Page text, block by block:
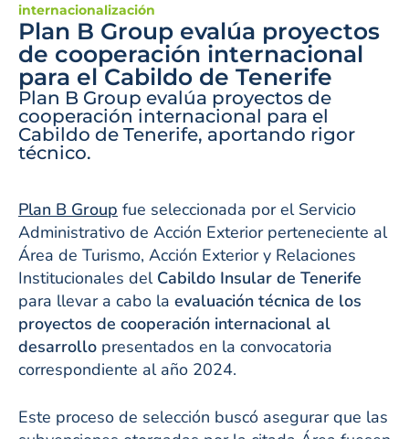
internacionalización
Plan B Group evalúa proyectos
de cooperación internacional
para el Cabildo de Tenerife
Plan B Group evalúa proyectos de
cooperación internacional para el
Cabildo de Tenerife, aportando rigor
técnico.
Plan B Group fue seleccionada por el Servicio
Administrativo de Acción Exterior perteneciente al
Área de Turismo, Acción Exterior y Relaciones
Institucionales del Cabildo Insular de Tenerife
para llevar a cabo la evaluación técnica de los
proyectos de cooperación internacional al
desarrollo presentados en la convocatoria
correspondiente al año 2024.
Este proceso de selección buscó asegurar que las